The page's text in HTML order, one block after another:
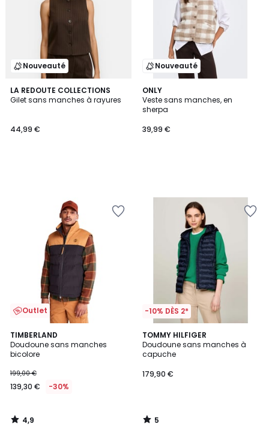
Nouveauté
LA REDOUTE COLLECTIONS
Gilet sans manches à rayures
44,99 €
Nouveauté
ONLY
Veste sans manches, en
sherpa
39,99 €
Outlet
TIMBERLAND
Doudoune sans manches
bicolore
199,00 €
139,30 € -30%
4,9
/ 5
4,9
/
-10% DÈS 2*
TOMMY HILFIGER
Doudoune sans manches à
capuche
179,90 €
5
/
5
5
/